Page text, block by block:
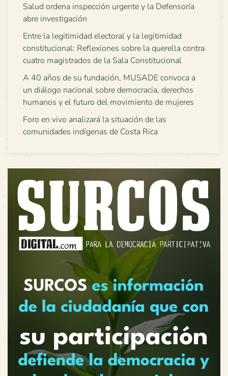
Salud ordena inspección urgente y la Defensoría
abre investigación
Entre la legitimidad electoral y la legitimidad
constitucional: Reflexiones sobre la querella contra
cuatro magistrados de la Sala Constitucional
A 40 años de su fundación, MUSADE convoca a
un diálogo nacional sobre democracia, derechos
humanos y el futuro del movimiento de mujeres
Foro en vivo analizará la situación de las
comunidades indígenas de Costa Rica